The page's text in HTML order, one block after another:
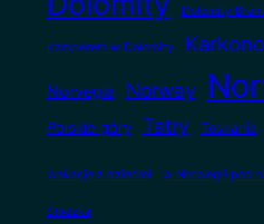
Dolomity
Kamperem w Dolomity
Norvegia Norway
Polskie góry Tatry Toskania
wakacje z dziećmi w Norwegii pod
Śnieżka